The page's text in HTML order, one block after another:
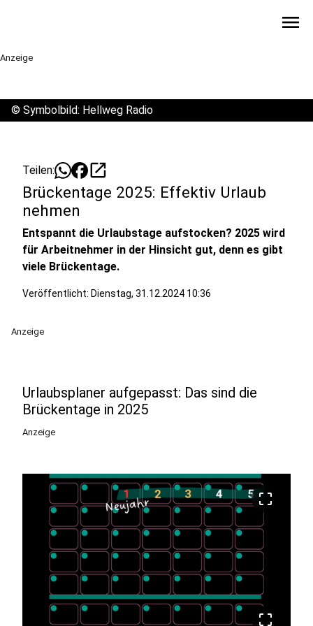
menu
Anzeige
© Symbolbild: Hellweg Radio
Teilen: open_in_new
Brückentage 2025: Effektiv Urlaub
nehmen
Entspannt die Urlaubstage aufstocken? 2025 wird
für Arbeitnehmer in der Hinsicht gut, denn es gibt
viele Brückentage.
Veröffentlicht: Dienstag, 31.12.2024 10:36
Anzeige
Urlaubsplaner aufgepasst: Das sind die
Brückentage in 2025
Anzeige
crop_free
crop_free